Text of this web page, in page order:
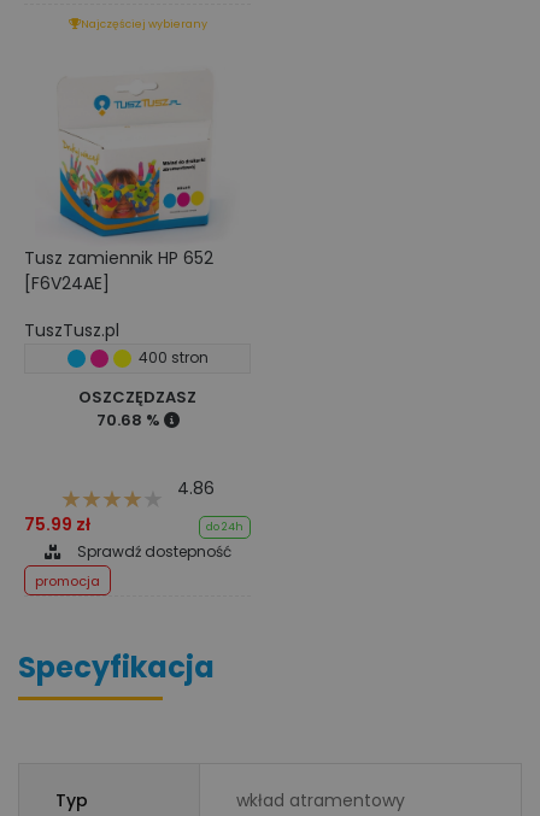
Najczęściej wybierany
Tusz zamiennik HP 652
[F6V24AE]
TuszTusz.pl
400 stron
OSZCZĘDZASZ
70.68 %
4.86
75.99 zł
do 24h
Sprawdź dostepność
promocja
Specyfikacja
Typ wkład atramentowy